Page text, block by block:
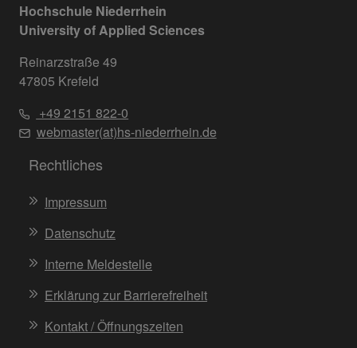
Hochschule Niederrhein
University of Applied Sciences
Reinarzstraße 49
47805 Krefeld
+49 2151 822-0
webmaster(at)hs-niederrhein.de
Rechtliches
Impressum
Datenschutz
Interne Meldestelle
Erklärung zur Barrierefreiheit
Kontakt / Öffnungszeiten